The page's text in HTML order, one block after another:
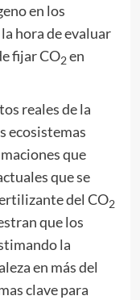
en los
hora de evaluar
fijar CO2en
reales de la
ecosistemas
que
que se
del CO2
que los
la
en más del
clave para